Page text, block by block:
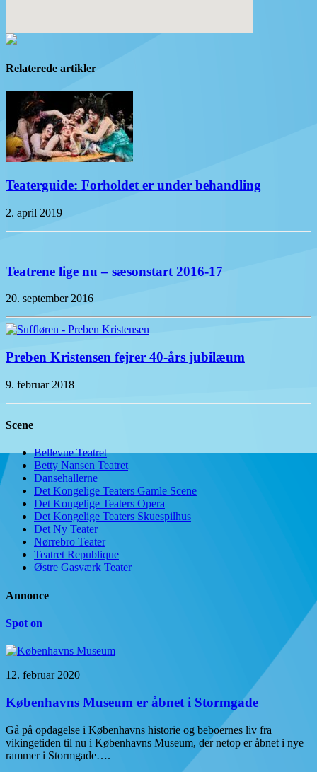
Relaterede artikler
Teaterguide: Forholdet er under behandling
2. april 2019
Teatrene lige nu – sæsonstart 2016-17
20. september 2016
Preben Kristensen fejrer 40-års jubilæum
9. februar 2018
Scene
Bellevue Teatret
Betty Nansen Teatret
Dansehallerne
Det Kongelige Teaters Gamle Scene
Det Kongelige Teaters Opera
Det Kongelige Teaters Skuespilhus
Det Ny Teater
Nørrebro Teater
Teatret Republique
Østre Gasværk Teater
Annonce
Spot on
12. februar 2020
Københavns Museum er åbnet i Stormgade
Gå på opdagelse i Københavns historie og beboernes liv fra
vikingetiden til nu i Københavns Museum, der netop er åbnet i nye
rammer i Stormgade….